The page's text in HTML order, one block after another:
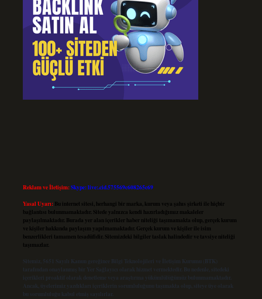
Reklam ve İletişim:Skype: live:.cid.575569c608265c69
Yasal Uyarı: Bu internet sitesi, herhangi bir marka, kurum veya şahıs şirketi ile hiçbir
bağlantısı bulunmamaktadır. Sitede yalnızca kendi hazırladığımız makaleler
paylaşılmaktadır. Burada yer alan içerikler haber niteliği taşımamakta olup, gerçek kurum
ve kişiler hakkında paylaşım yapılmamaktadır. Gerçek kurum ve kişiler ile isim
benzerlikleri tamamen tesadüfidir. Sitemizdeki bilgiler taslak halindedir ve tavsiye niteliği
taşımazlar.
Sitemiz, 5651 Sayılı Kanun gereğince Bilgi Teknolojileri ve İletişim Kurumu (BTK)
tarafından onaylanmış bir Yer Sağlayıcı olarak hizmet vermektedir. Bu nedenle, sitedeki
içerikleri proaktif olarak denetleme veya araştırma yükümlülüğümüz bulunmamaktadır.
Ancak, üyelerimiz yazdıkları içeriklerin sorumluluğunu taşımakta olup, siteye üye olarak
bu sorumluluğu kabul etmiş sayılırlar.